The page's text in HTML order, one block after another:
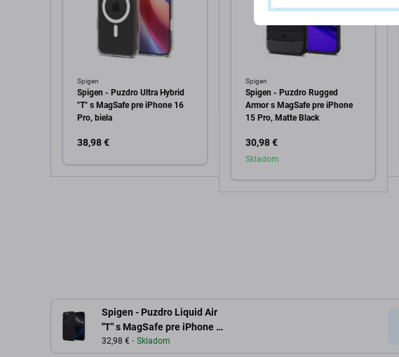
Spigen
Spigen - Puzdro Ultra Hybrid
"T" s MagSafe pre iPhone 16
Pro, biela
38,98 €
Spigen
Spigen - Puzdro Rugged
Armor s MagSafe pre iPhone
15 Pro, Matte Black
30,98 €
Skladom
Spigen - Puzdro Liquid Air
"T" s MagSafe pre iPhone 16
Pro, Matte Black
32,98 € Skladom